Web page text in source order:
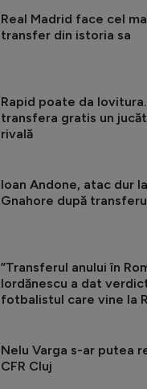
Real Madrid face cel
transfer din istoria sa
Rapid poate da
transfera gratis un
rivală
Ioan Andone, atac dur
Gnahore după
”Transferul anului în
Iordănescu a dat
fotbalistul care vine la
Nelu Varga s-ar putea
CFR Cluj